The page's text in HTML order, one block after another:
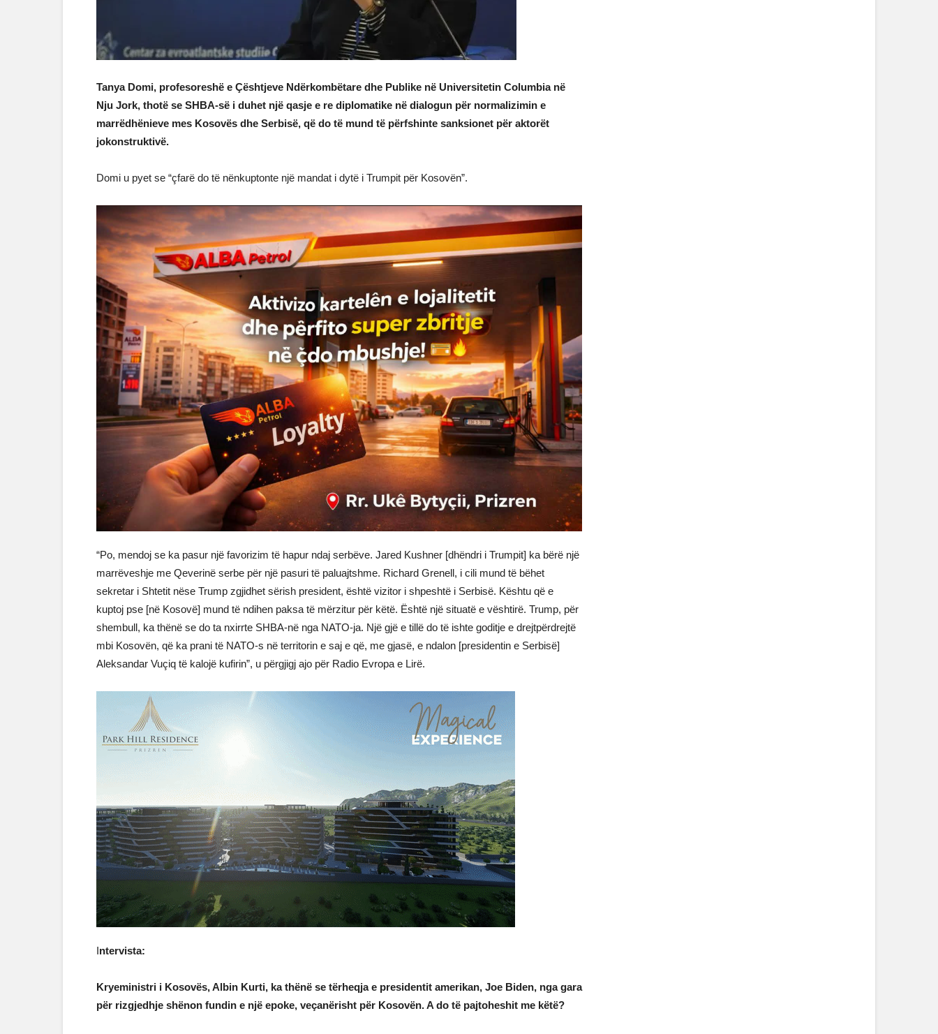
Tanya Domi, profesoreshë e Çështjeve Ndërkombëtare dhe Publike në Universitetin Columbia në
Nju Jork, thotë se SHBA-së i duhet një qasje e re diplomatike në dialogun për normalizimin e
marrëdhënieve mes Kosovës dhe Serbisë, që do të mund të përfshinte sanksionet për aktorët
jokonstruktivë.
Domi u pyet se “çfarë do të nënkuptonte një mandat i dytë i Trumpit për Kosovën”.
“Po, mendoj se ka pasur një favorizim të hapur ndaj serbëve. Jared Kushner [dhëndri i Trumpit] ka bërë një
marrëveshje me Qeverinë serbe për një pasuri të paluajtshme. Richard Grenell, i cili mund të bëhet
sekretar i Shtetit nëse Trump zgjidhet sërish president, është vizitor i shpeshtë i Serbisë. Kështu që e
kuptoj pse [në Kosovë] mund të ndihen paksa të mërzitur për këtë. Është një situatë e vështirë. Trump, për
shembull, ka thënë se do ta nxirrte SHBA-në nga NATO-ja. Një gjë e tillë do të ishte goditje e drejtpërdrejtë
mbi Kosovën, që ka prani të NATO-s në territorin e saj e që, me gjasë, e ndalon [presidentin e Serbisë]
Aleksandar Vuçiq të kalojë kufirin”, u përgjigj ajo për Radio Evropa e Lirë.
Intervista:
Kryeministri i Kosovës, Albin Kurti, ka thënë se tërheqja e presidentit amerikan, Joe Biden, nga gara
për rizgjedhje shënon fundin e një epoke, veçanërisht për Kosovën. A do të pajtoheshit me këtë?